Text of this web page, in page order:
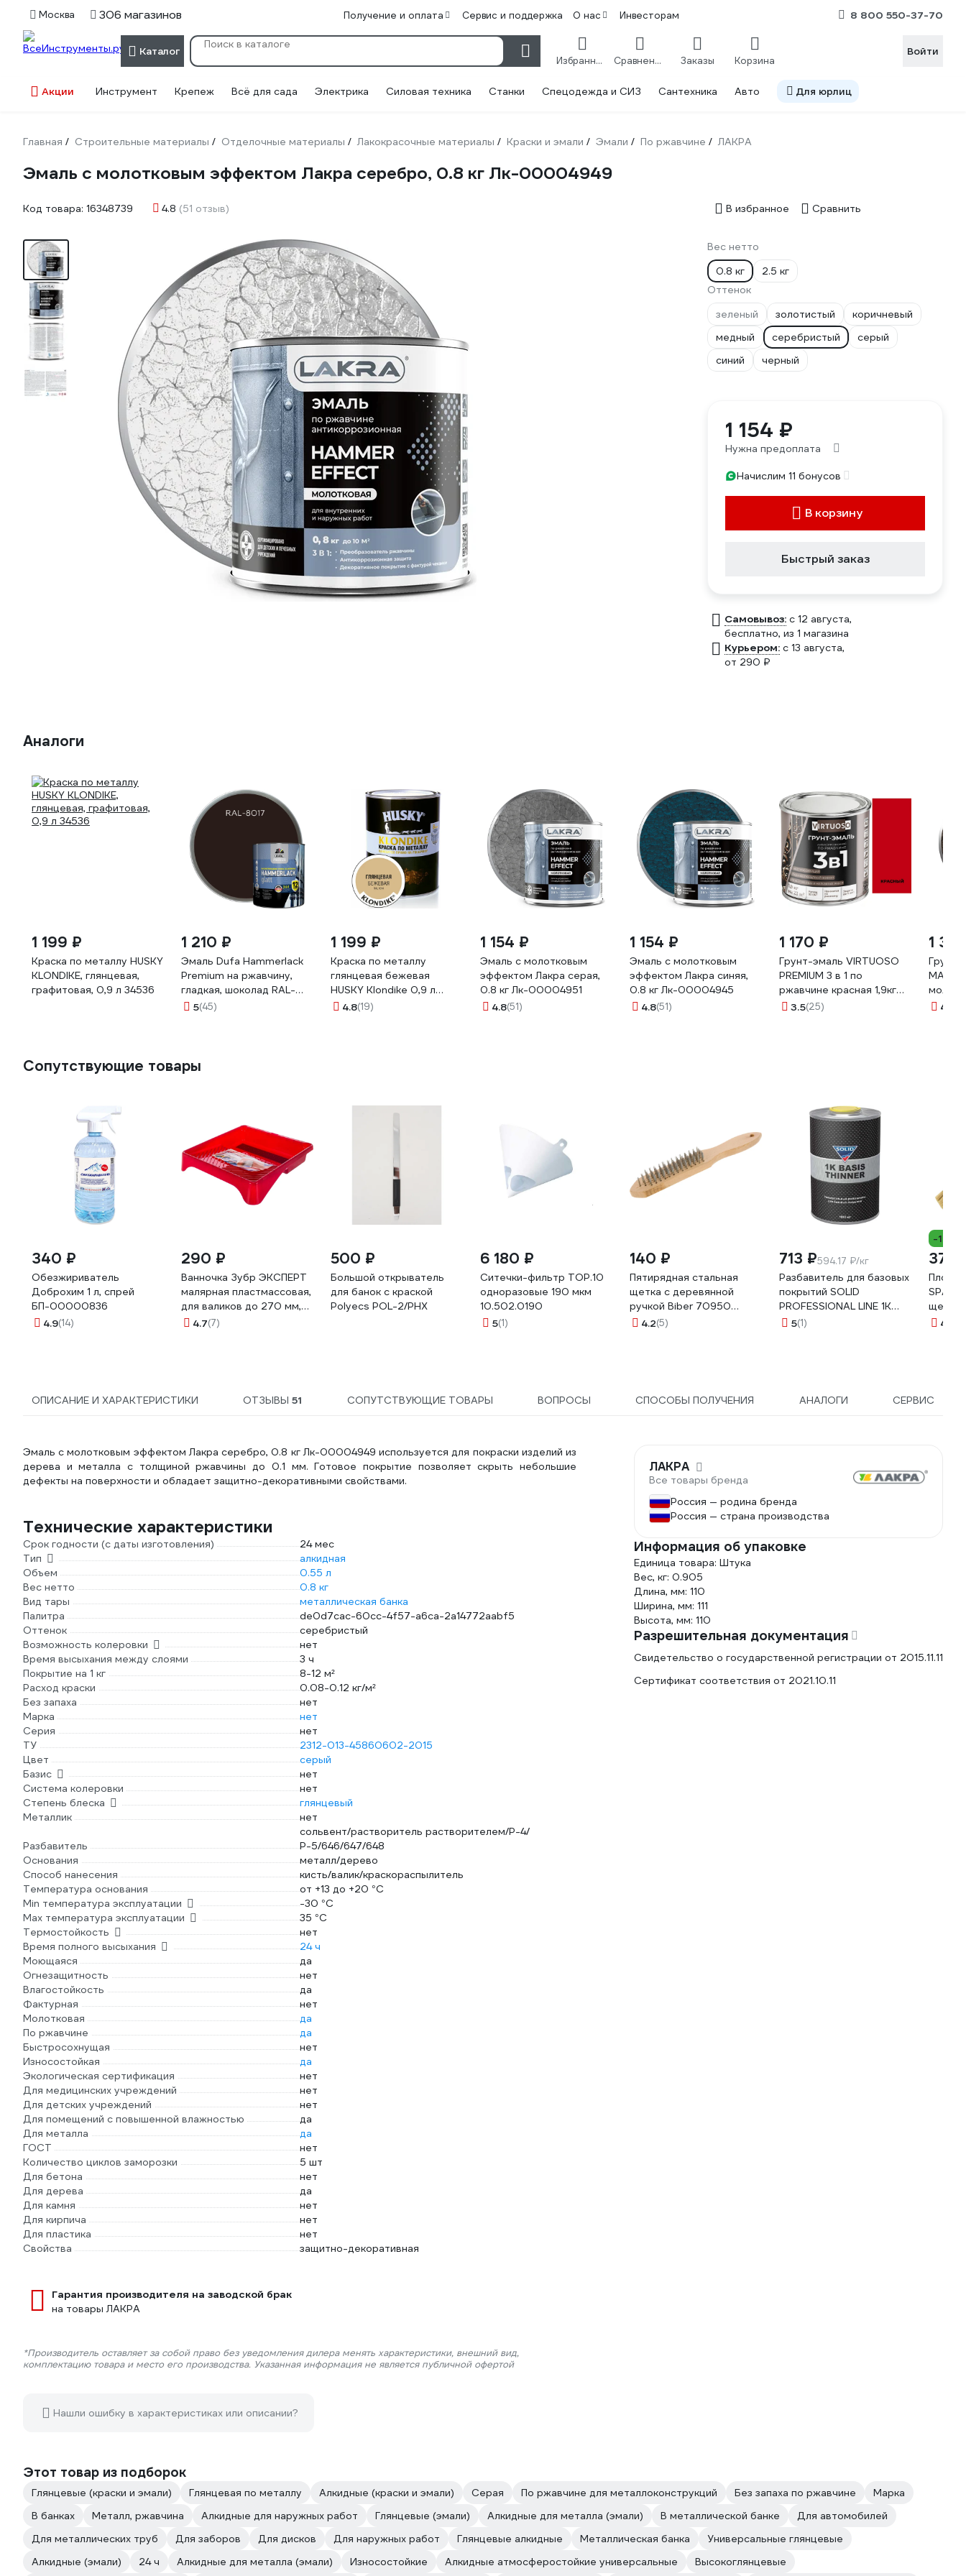
Москва 306 магазинов Получение и оплата Сервис и поддержка О нас Инвесторам 8 800 550-37-70
Каталог
Избранное Сравнение Заказы Корзина
Войти
Акции Инструмент Крепеж Всё для сада Электрика Силовая техника Станки Спецодежда и СИЗ Сантехника Авто Для юрлиц
Главная / Строительные материалы / Отделочные материалы / Лакокрасочные материалы / Краски и эмали / Эмали / По ржавчине / ЛАКРА
Эмаль с молотковым эффектом Лакра серебро, 0.8 кг Лк-00004949
Код товара: 16348739 4.8 (51 отзыв) В избранное Сравнить
Вес нетто
0.8 кг
2.5 кг
Оттенок
зеленый
золотистый
коричневый
медный
серебристый
серый
синий
черный
1 154 ₽
Нужна предоплата
Начислим 11 бонусов
В корзину
Быстрый заказ
Самовывоз: c 12 августа,
бесплатно, из 1 магазина
Курьером: c 13 августа,
от 290 ₽
Аналоги
1 199 ₽
Краска по металлу HUSKY
KLONDIKE, глянцевая,
графитовая, 0,9 л 34536
1 210 ₽
Эмаль Dufa Hammerlack
Premium на ржавчину,
гладкая, шоколад RAL-
8017, 0.5 л МП00-010414
5(45)
1 199 ₽
Краска по металлу
глянцевая бежевая
HUSKY Klondike 0,9 л
26158
4.8(19)
1 154 ₽
Эмаль с молотковым
эффектом Лакра серая,
0.8 кг Лк-00004951
4.8(51)
1 154 ₽
Эмаль с молотковым
эффектом Лакра синяя,
0.8 кг Лк-00004945
4.8(51)
1 170 ₽
Грунт-эмаль VIRTUOSO
PREMIUM 3 в 1 по
ржавчине красная 1,9кг
11592720
3.5(25)
1
Грунт-
4.7
Сопутствующие товары
340 ₽
Обезжириватель
Доброхим 1 л, спрей
БП-00000836
4.9(14)
290 ₽
Ванночка Зубр ЭКСПЕРТ
малярная пластмассовая,
для валиков до 270 мм,
360x360мм 06055-27
4.7(7)
500 ₽
Большой открыватель
для банок с краской
Polyecs POL-2/PHX
6 180 ₽
Ситечки-фильтр TOP.10
одноразовые 190 мкм
10.502.0190
5(1)
140 ₽
Пятирядная стальная
щетка с деревянной
ручкой Biber 70950
тов-076238
4.2(5)
713 ₽594.17 ₽/кг
Разбавитель для базовых
покрытий SOLID
PROFESSIONAL LINE 1K
BASIS THINNER (1000 мл)
5(1)
-12%
37 ₽
ручка
4.3
ОПИСАНИЕ И ХАРАКТЕРИСТИКИ ОТЗЫВЫ51 СОПУТСТВУЮЩИЕ ТОВАРЫ ВОПРОСЫ СПОСОБЫ ПОЛУЧЕНИЯ АНАЛОГИ СЕРВИС
Эмаль с молотковым эффектом Лакра серебро, 0.8 кг Лк-00004949 используется для покраски изделий из
дерева и металла с толщиной ржавчины до 0.1 мм. Готовое покрытие позволяет скрыть небольшие
дефекты на поверхности и обладает защитно-декоративными свойствами.
Технические характеристики
Срок годности (с даты изготовления)
24 мес
Тип
алкидная
Объем
0.55 л
Вес нетто
0.8 кг
Вид тары
металлическая банка
Палитра
de0d7cac-60cc-4f57-a6ca-2a14772aabf5
Оттенок
серебристый
Возможность колеровки
нет
Время высыхания между слоями
3 ч
Покрытие на 1 кг
8-12 м²
Расход краски
0.08-0.12 кг/м²
Без запаха
нет
Марка
нет
Серия
нет
ТУ
2312-013-45860602-2015
Цвет
серый
Базис
нет
Система колеровки
нет
Степень блеска
глянцевый
Металлик
нет
Разбавитель
сольвент/растворитель растворителем/Р-4/
Р-5/646/647/648
Основания
металл/дерево
Способ нанесения
кисть/валик/краскораспылитель
Температура основания
от +13 до +20 °С
Min температура эксплуатации
-30 °С
Max температура эксплуатации
35 °С
Термостойкость
нет
Время полного высыхания
24 ч
Моющаяся
да
Огнезащитность
нет
Влагостойкость
да
Фактурная
нет
Молотковая
да
По ржавчине
да
Быстросохнущая
нет
Износостойкая
да
Экологическая сертификация
нет
Для медицинских учреждений
нет
Для детских учреждений
нет
Для помещений с повышенной влажностью
да
Для металла
да
ГОСТ
нет
Количество циклов заморозки
5 шт
Для бетона
нет
Для дерева
да
Для камня
нет
Для кирпича
нет
Для пластика
нет
Свойства
защитно-декоративная
Гарантия производителя на заводской брак
на товары ЛАКРА
*Производитель оставляет за собой право без уведомления дилера менять характеристики, внешний вид,
комплектацию товара и место его производства. Указанная информация не является публичной офертой
Нашли ошибку в характеристиках или описании?
ЛАКРА
Все товары бренда
Россия — родина бренда
Россия — страна производства
Информация об упаковке
Единица товара: Штука
Вес, кг: 0.905
Длина, мм: 110
Ширина, мм: 111
Высота, мм: 110
Разрешительная документация
Свидетельство о государственной регистрации от 2015.11.11
Сертификат соответствия от 2021.10.11
Этот товар из подборок
Глянцевые (краски и эмали) Глянцевая по металлу Алкидные (краски и эмали) Серая По ржавчине для металлоконструкций Без запаха по ржавчине
Марка
В банках
Металл, ржавчина Алкидные для наружных работ Глянцевые (эмали) Алкидные для металла (эмали) В металлической банке
Для автомобилей
Для металлических труб
Для заборов Для дисков Для наружных работ Глянцевые алкидные Металлическая банка
Универсальные глянцевые
Алкидные (эмали)
24 ч Алкидные для металла (эмали) Износостойкие Алкидные атмосферостойкие универсальные Высокоглянцевые